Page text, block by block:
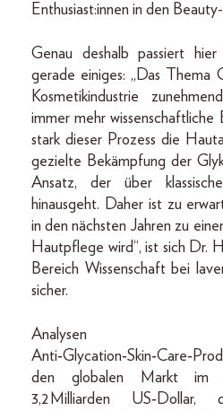
Enthusiast:innen in den
Genau deshalb passiert
gerade einiges: „Das Thema
Kosmetikindustrie
immer mehr wissenschaftliche
stark dieser Prozess die
gezielte Bekämpfung der
Ansatz, der über
hinausgeht. Daher ist zu
in den nächsten Jahren zu
Hautpflege wird“, ist sich Dr.
Bereich Wissenschaft bei
sicher.
den globalen Markt im
3,2 Milliarden